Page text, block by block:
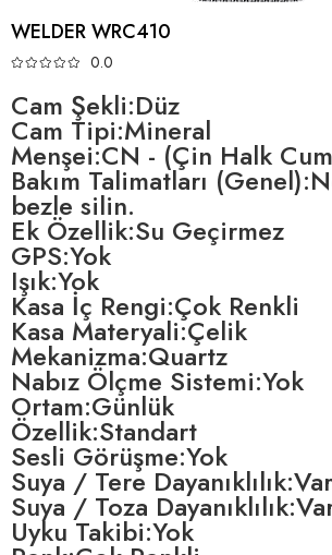
WELDER WRC410
0.0
Cam Şekli:Düz
Cam Tipi:Mineral
Menşei:CN - (Çin Halk
Bakım Talimatları
bezle silin.
Ek Özellik:Su Geçirmez
GPS:Yok
Işık:Yok
Kasa İç Rengi:Çok Renkli
Kasa Materyali:Çelik
Mekanizma:Quartz
Nabız Ölçme Sistemi:Yok
Ortam:Günlük
Özellik:Standart
Sesli Görüşme:Yok
Suya / Tere Dayanıklılık:Var
Suya / Toza
Uyku Takibi:Yok